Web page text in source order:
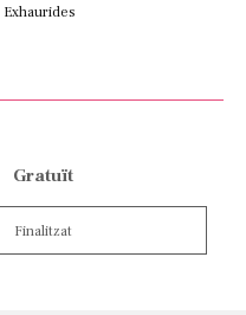
Exhaurides
Gratuït
Finalitzat